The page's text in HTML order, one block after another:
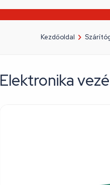
Kezdőoldal
Elektronika